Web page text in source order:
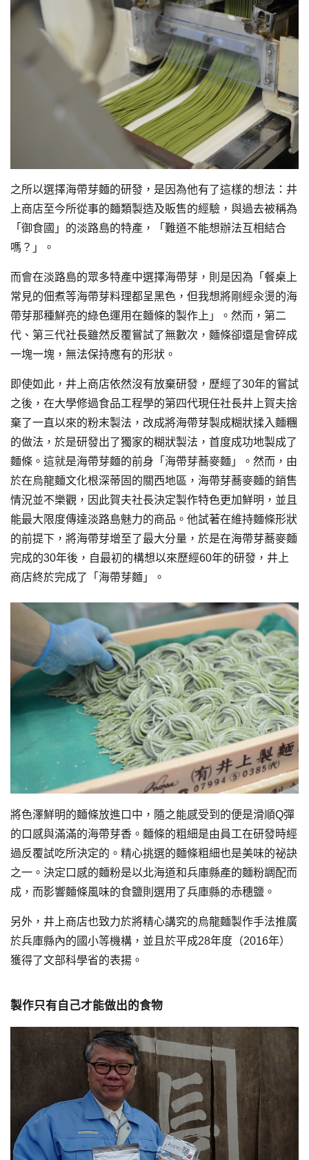
之所以選擇海帶芽麵的研發，是因為他有了這樣的想法：井
上商店至今所從事的麵類製造及販售的經驗，與過去被稱為
「御食國」的淡路島的特產，「難道不能想辦法互相結合
嗎？」。
而會在淡路島的眾多特產中選擇海帶芽，則是因為「餐桌上
常見的佃煮等海帶芽料理都呈黑色，但我想將剛經汆燙的海
帶芽那種鮮亮的綠色運用在麵條的製作上」。然而，第二
代、第三代社長雖然反覆嘗試了無數次，麵條卻還是會碎成
一塊一塊，無法保持應有的形狀。
即使如此，井上商店依然沒有放棄研發，歷經了30年的嘗試
之後，在大學修過食品工程學的第四代現任社長井上賀夫捨
棄了一直以來的粉末製法，改成將海帶芽製成糊狀揉入麵糰
的做法，於是研發出了獨家的糊狀製法，首度成功地製成了
麵條。這就是海帶芽麵的前身「海帶芽蕎麥麵」。然而，由
於在烏龍麵文化根深蒂固的關西地區，海帶芽蕎麥麵的銷售
情況並不樂觀，因此賀夫社長決定製作特色更加鮮明，並且
能最大限度傳達淡路島魅力的商品。他試著在維持麵條形狀
的前提下，將海帶芽增至了最大分量，於是在海帶芽蕎麥麵
完成的30年後，自最初的構想以來歷經60年的研發，井上
商店終於完成了「海帶芽麵」。
將色澤鮮明的麵條放進口中，隨之能感受到的便是滑順Q彈
的口感與滿滿的海帶芽香。麵條的粗細是由員工在研發時經
過反覆試吃所決定的。精心挑選的麵條粗細也是美味的祕訣
之一。決定口感的麵粉是以北海道和兵庫縣產的麵粉調配而
成，而影響麵條風味的食鹽則選用了兵庫縣的赤穗鹽。
另外，井上商店也致力於將精心講究的烏龍麵製作手法推廣
於兵庫縣內的國小等機構，並且於平成28年度（2016年）
獲得了文部科學省的表揚。
製作只有自己才能做出的食物